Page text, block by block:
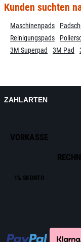
Kunden suchten
Maschinenpads
Reinigungspads
3M Superpad
3M Pad
ZAHLARTEN
VORKASSE
1% SKONTO